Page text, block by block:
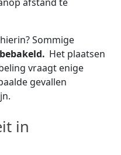
Sommige
bebakeld. Het plaatsen
vraagt enige
gevallen
in